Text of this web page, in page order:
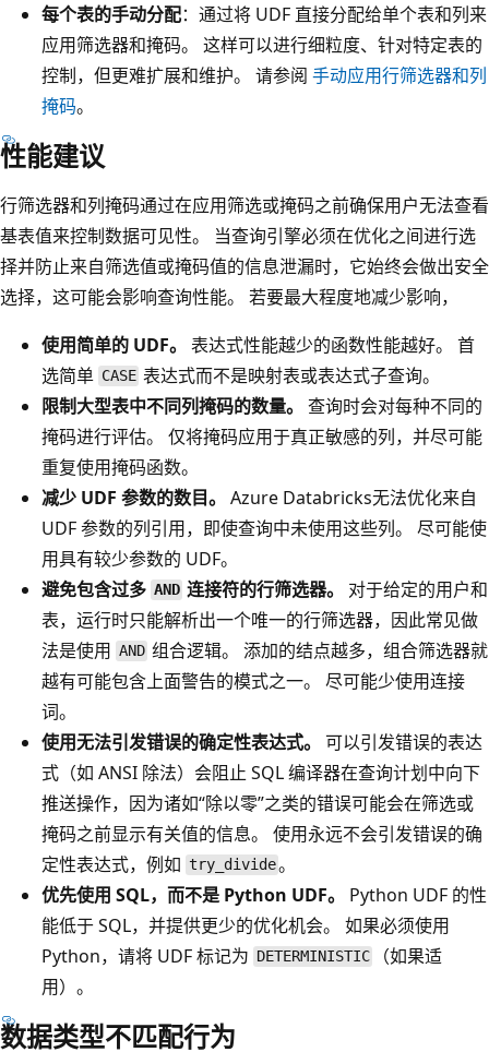
每个表的手动分配：通过将 UDF 直接分配给单个表和列来
应用筛选器和掩码。 这样可以进行细粒度、针对特定表的
控制，但更难扩展和维护。 请参阅 手动应用行筛选器和列
掩码。
性能建议
行筛选器和列掩码通过在应用筛选或掩码之前确保用户无法查看
基表值来控制数据可见性。 当查询引擎必须在优化之间进行选
择并防止来自筛选值或掩码值的信息泄漏时，它始终会做出安全
选择，这可能会影响查询性能。 若要最大程度地减少影响，
使用简单的 UDF。 表达式性能越少的函数性能越好。 首
选简单 CASE 表达式而不是映射表或表达式子查询。
限制大型表中不同列掩码的数量。 查询时会对每种不同的
掩码进行评估。 仅将掩码应用于真正敏感的列，并尽可能
重复使用掩码函数。
减少 UDF 参数的数目。 Azure Databricks无法优化来自
UDF 参数的列引用，即使查询中未使用这些列。 尽可能使
用具有较少参数的 UDF。
避免包含过多 AND 连接符的行筛选器。
对于给定的用户和
表，运行时只能解析出一个唯一的行筛选器，因此常见做
法是使用 AND 组合逻辑。 添加的结点越多，组合筛选器就
越有可能包含上面警告的模式之一。 尽可能少使用连接
词。
使用无法引发错误的确定性表达式。 可以引发错误的表达
式（如 ANSI 除法）会阻止 SQL 编译器在查询计划中向下
推送操作，因为诸如“除以零”之类的错误可能会在筛选或
掩码之前显示有关值的信息。 使用永远不会引发错误的确
定性表达式，例如 try_divide。
优先使用 SQL，而不是 Python UDF。
Python UDF 的性
能低于 SQL，并提供更少的优化机会。 如果必须使用
Python，请将 UDF 标记为 DETERMINISTIC
（如果适
用）。
数据类型不匹配行为